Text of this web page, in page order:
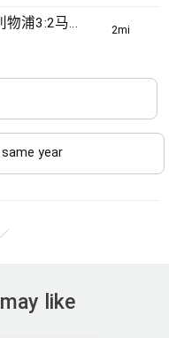
2min(s)
《动感天地》：欧联赛事 利物浦3:2马体会
year
like